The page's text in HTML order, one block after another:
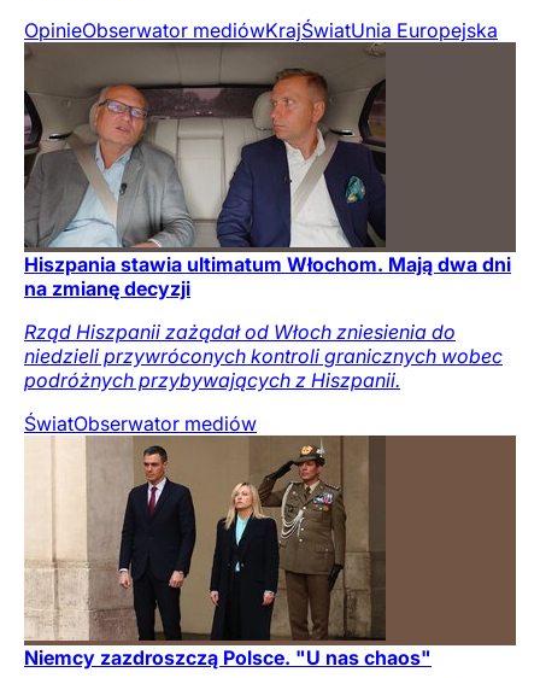
OpinieObserwator mediówKrajŚwiatUnia Europejska
Hiszpania stawia ultimatum Włochom. Mają dwa dni
na zmianę decyzji
Rząd Hiszpanii zażądał od Włoch zniesienia do
niedzieli przywróconych kontroli granicznych wobec
podróżnych przybywających z Hiszpanii.
ŚwiatObserwator mediów
Niemcy zazdroszczą Polsce. "U nas chaos"